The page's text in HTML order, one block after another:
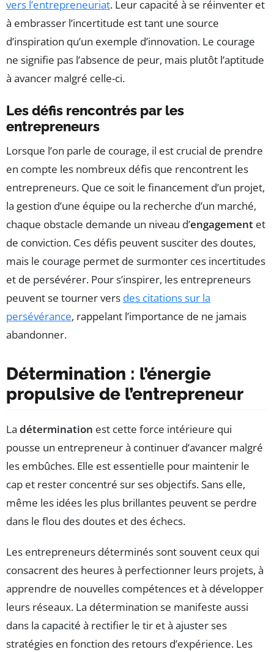
vers l’entrepreneuriat. Leur capacité à se réinventer et
à embrasser l’incertitude est tant une source
d’inspiration qu’un exemple d’innovation. Le courage
ne signifie pas l’absence de peur, mais plutôt l’aptitude
à avancer malgré celle-ci.
Les défis rencontrés par les
entrepreneurs
Lorsque l’on parle de courage, il est crucial de prendre
en compte les nombreux défis que rencontrent les
entrepreneurs. Que ce soit le financement d’un projet,
la gestion d’une équipe ou la recherche d’un marché,
chaque obstacle demande un niveau d’engagement et
de conviction. Ces défis peuvent susciter des doutes,
mais le courage permet de surmonter ces incertitudes
et de persévérer. Pour s’inspirer, les entrepreneurs
peuvent se tourner vers des citations sur la
persévérance, rappelant l’importance de ne jamais
abandonner.
Détermination : l’énergie
propulsive de l’entrepreneur
La détermination est cette force intérieure qui
pousse un entrepreneur à continuer d’avancer malgré
les embûches. Elle est essentielle pour maintenir le
cap et rester concentré sur ses objectifs. Sans elle,
même les idées les plus brillantes peuvent se perdre
dans le flou des doutes et des échecs.
Les entrepreneurs déterminés sont souvent ceux qui
consacrent des heures à perfectionner leurs projets, à
apprendre de nouvelles compétences et à développer
leurs réseaux. La détermination se manifeste aussi
dans la capacité à rectifier le tir et à ajuster ses
stratégies en fonction des retours d’expérience. Les